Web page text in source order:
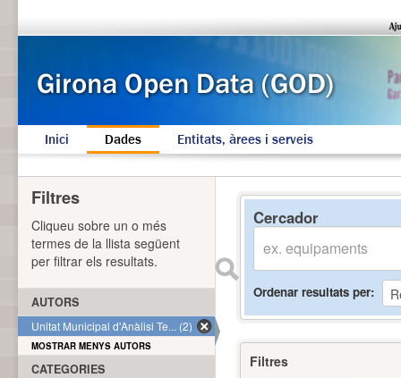
Inici Dades Entitats, àrees i serveis
Cercador
Ordenar resultats per
Filtres
Filtres
Cliqueu sobre un o més
termes de la llista següent
per filtrar els resultats.
AUTORS
Unitat Municipal d'Anàlisi Te... (2)
MOSTRAR MENYS AUTORS
CATEGORIES